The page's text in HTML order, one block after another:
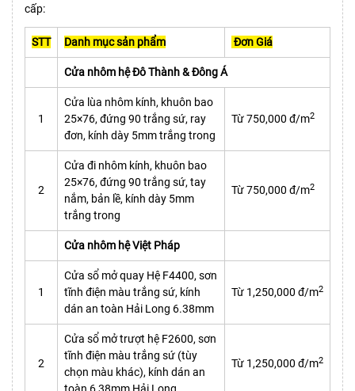
cấp:
STT Danh mục sản phẩm Đơn Giá
Cửa nhôm hệ Đô Thành & Đông Á
1
Cửa lùa nhôm kính, khuôn bao
25×76, đứng 90 trắng sứ, ray
đơn, kính dày 5mm trắng trong
Từ 750,000 đ/m2
2
Cửa đi nhôm kính, khuôn bao
25×76, đứng 90 trắng sứ, tay
nắm, bản lề, kính dày 5mm
trắng trong
Từ 750,000 đ/m2
Cửa nhôm hệ Việt Pháp
1
Cửa sổ mở quay Hệ F4400, sơn
tĩnh điện màu trắng sứ, kính
dán an toàn Hải Long 6.38mm
Từ 1,250,000 đ/m2
2
Cửa sổ mở trượt hệ F2600, sơn
tĩnh điện màu trắng sứ (tùy
chọn màu khác), kính dán an
Từ 1,250,000 đ/m2